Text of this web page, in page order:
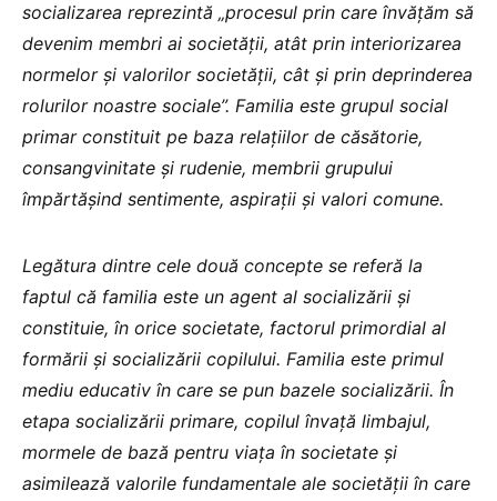
socializarea reprezintă „procesul prin care învățăm să
devenim membri ai societății, atât prin interiorizarea
normelor și valorilor societății, cât și prin deprinderea
rolurilor noastre sociale”. Familia este grupul social
primar constituit pe baza relațiilor de căsătorie,
consangvinitate și rudenie, membrii grupului
împărtășind sentimente, aspirații și valori comune.
Legătura dintre cele două concepte se referă la
faptul că familia este un agent al socializării și
constituie, în orice societate, factorul primordial al
formării și socializării copilului. Familia este primul
mediu educativ în care se pun bazele socializării. În
etapa socializării primare, copilul învață limbajul,
mormele de bază pentru viața în societate și
asimilează valorile fundamentale ale societății în care